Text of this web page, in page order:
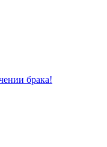
брака!